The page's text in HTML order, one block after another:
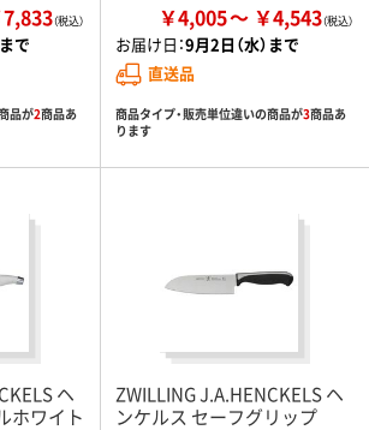
7,833
で
品が2商品あ
￥4,005 ￥4,543
お届け日：9月2日（水）まで
直送品
商品タイプ・販売単位違いの商品が3商品あ
ります
ヘ
ホワイト
ZWILLING J.A.HENCKELS ヘ
ンケルス セーフグリップ